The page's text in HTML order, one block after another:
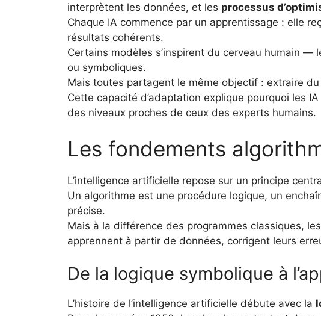
interprètent les données, et les processus
Chaque IA commence par un apprentissage : elle
résultats cohérents.
Certains modèles s’inspirent du cerveau humain —
ou symboliques.
Mais toutes partagent le même objectif : extraire
Cette capacité d’adaptation explique pourquoi les
des niveaux proches de ceux des experts humains.
Les fondements
L’intelligence artificielle repose sur un principe
Un algorithme est une procédure logique, un
précise.
Mais à la différence des programmes classiques,
apprennent à partir de données, corrigent leurs
De la logique symbolique à
L’histoire de l’intelligence artificielle débute avec la